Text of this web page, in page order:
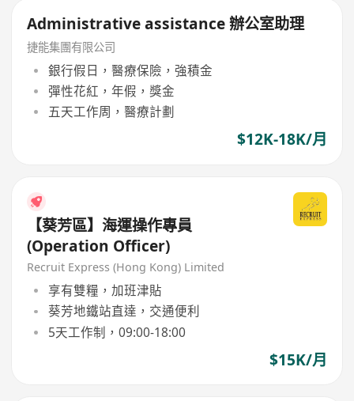
Administrative assistance 辦公室助理
捷能集團有限公司
銀行假日，醫療保險，強積金
彈性花紅，年假，獎金
五天工作周，醫療計劃
$12K-18K/月
【葵芳區】海運操作專員
(Operation Officer)
Recruit Express (Hong Kong) Limited
享有雙糧，加班津貼
葵芳地鐵站直達，交通便利
5天工作制，09:00-18:00
$15K/月